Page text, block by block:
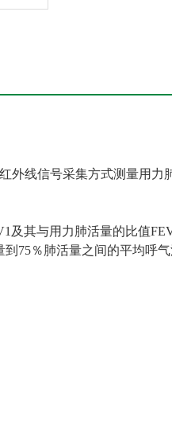
外线信号采集方式测量用
及其与用力肺活量的比值
75％肺活量之间的平均呼